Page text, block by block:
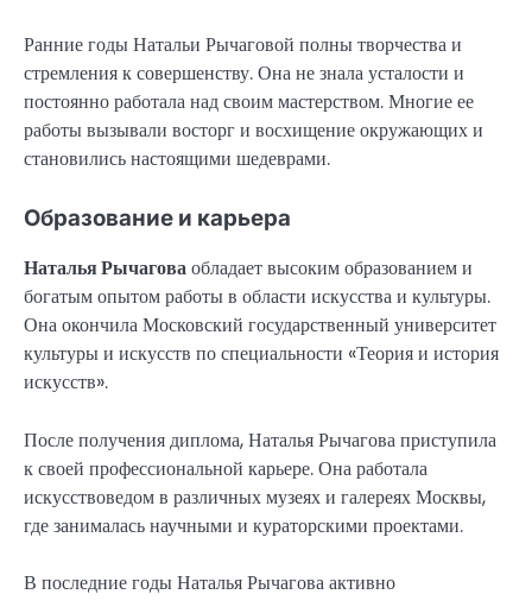
Ранние годы Натальи Рычаговой полны творчества и
стремления к совершенству. Она не знала усталости и
постоянно работала над своим мастерством. Многие ее
работы вызывали восторг и восхищение окружающих и
становились настоящими шедеврами.
Образование и карьера
Наталья Рычаговаобладает высоким образованием и
богатым опытом работы в области искусства и культуры.
Она окончила Московский государственный университет
культуры и искусств по специальности «Теория и история
искусств».
После получения диплома, Наталья Рычагова приступила
к своей профессиональной карьере. Она работала
искусствоведом в различных музеях и галереях Москвы,
где занималась научными и кураторскими проектами.
В последние годы Наталья Рычагова активно